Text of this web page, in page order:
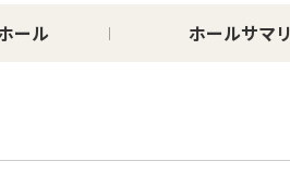
ール ホールサマリ